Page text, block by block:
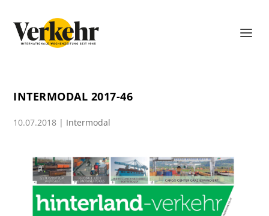
INTERMODAL 2017-46
10.07.2018 | Intermodal